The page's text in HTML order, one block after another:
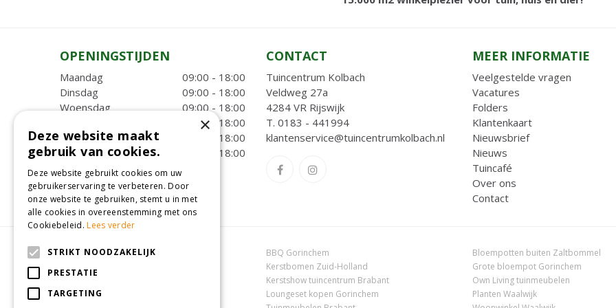
OPENINGSTIJDEN
Maandag
09:00 - 18:00
Dinsdag
09:00 - 18:00
Woensdag
09:00 - 18:00
09:00 - 18:00
Vrijdag
09:00 - 18:00
Zaterdag
09:00 - 18:00
Toon alle openingstijden
CONTACT
Tuincentrum Kolbach
Veldweg 27a
4284 VR Rijswijk
T. 0183 - 441994
klantenservice@tuincentrumkolbach.nl
MEER INFORMATIE
Veelgestelde vragen
Vacatures
Folders
Klantenkaart
Nieuwsbrief
Nieuws
Tuincafé
Over ons
Contact
Dierenwinkel Oosterhout
Tuincentrum Zuid-Holland
BBQ Gorinchem
Kerstbomen Zuid-Holland
Kerstshow tuincentrum Brabant
Loungeset kopen Gorinchem
Bloempotten buiten Zaltbommel
Grote bloempot Gorinchem
Own Living tuinmeubelen
Planten Waalwijk
×
Deze website maakt
gebruik van cookies.
Deze website gebruikt cookies om uw
gebruikerservaring te verbeteren. Door
onze website te gebruiken, stemt u in met
alle cookies in overeenstemming met ons
Cookiebeleid.Lees verder
STRIKT NOODZAKELIJK
PRESTATIE
TARGETING